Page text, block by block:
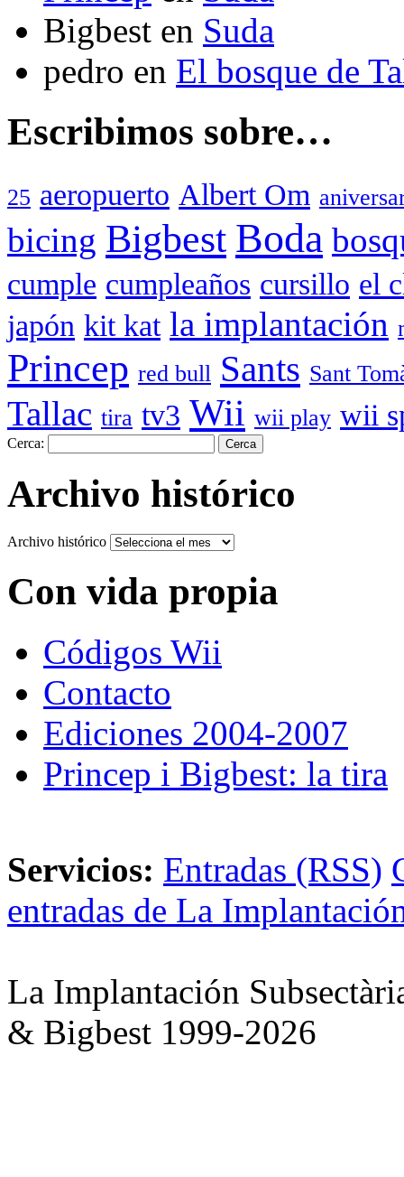
Bigbest en Suda
pedro en El bosque de
Escribimos sobre…
25 aeropuerto Albert Om
bicing Bigbest Boda
cumple cumpleaños cursillo el
japón kit kat la implantación
Princep red bull Sants Sant
Tallac tira tv3 Wii wii play wii
Cerca:
Archivo histórico
Archivo histórico
Con vida propia
Códigos Wii
Contacto
Ediciones 2004-2007
Princep i Bigbest: la tira
Servicios: Entradas (RSS)
entradas de La
La Implantación
& Bigbest 1999-2026